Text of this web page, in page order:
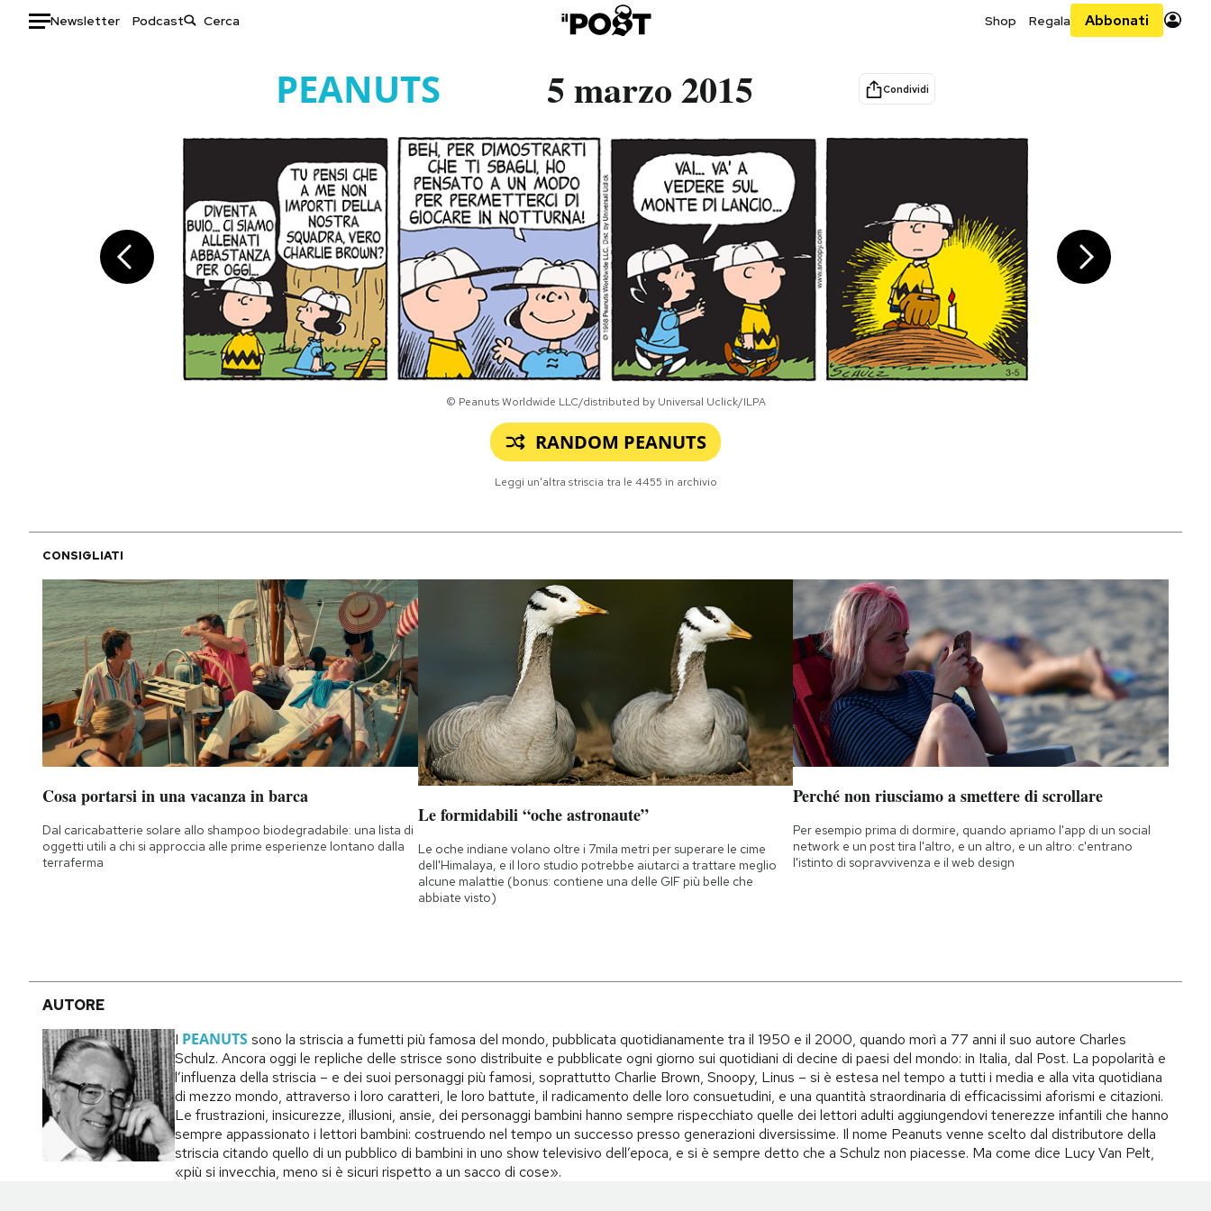
Newsletter Podcast Shop Regala Abbonati
Tecnologia
Internet
Scienza
Consumismi
Storie/Idee
Ok Boomer!
Media
Europa
Altrecose
Mondiali calcio 2026
I MIEI PREFERITI
SHOP
CALENDARIO
AREA PERSONALE
Newsletter
Notifiche mobile
Regala il Post
Hai bisogno di aiuto?
PEANUTS 5 marzo 2015 Condividi
© Peanuts Worldwide LLC/distributed by Universal Uclick/ILPA
RANDOM PEANUTS
Leggi un'altra striscia tra le 4455 in archivio
CONSIGLIATI
Cosa portarsi in una vacanza in barca
Dal caricabatterie solare allo shampoo biodegradabile: una lista di
oggetti utili a chi si approccia alle prime esperienze lontano dalla
terraferma
Le formidabili “oche astronaute”
Le oche indiane volano oltre i 7mila metri per superare le cime
dell'Himalaya, e il loro studio potrebbe aiutarci a trattare meglio
alcune malattie (bonus: contiene una delle GIF più belle che
abbiate visto)
Perché non riusciamo a smettere di scrollare
Per esempio prima di dormire, quando apriamo l'app di un social
network e un post tira l'altro, e un altro, e un altro: c'entrano
l'istinto di sopravvivenza e il web design
AUTORE
I PEANUTSsono la striscia a fumetti più famosa del mondo, pubblicata quotidianamente tra il 1950 e il 2000, quando morì a 77 anni il suo autore Charles
Schulz. Ancora oggi le repliche delle strisce sono distribuite e pubblicate ogni giorno sui quotidiani di decine di paesi del mondo: in Italia, dal Post. La popolarità e
l’influenza della striscia – e dei suoi personaggi più famosi, soprattutto Charlie Brown, Snoopy, Linus – si è estesa nel tempo a tutti i media e alla vita quotidiana
di mezzo mondo, attraverso i loro caratteri, le loro battute, il radicamento delle loro consuetudini, e una quantità straordinaria di efficacissimi aforismi e citazioni.
Le frustrazioni, insicurezze, illusioni, ansie, dei personaggi bambini hanno sempre rispecchiato quelle dei lettori adulti aggiungendovi tenerezze infantili che hanno
sempre appassionato i lettori bambini: costruendo nel tempo un successo presso generazioni diversissime. Il nome Peanuts venne scelto dal distributore della
striscia citando quello di un pubblico di bambini in uno show televisivo dell’epoca, e si è sempre detto che a Schulz non piacesse. Ma come dice Lucy Van Pelt,
«più si invecchia, meno si è sicuri rispetto a un sacco di cose».